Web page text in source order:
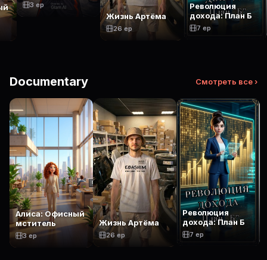
3 ep
Жизнь Артёма
26 ep
Революция
дохода: План Б
7 ep
Documentary Смотреть все ›
Алиса: Офисный
мститель
3 ep
Жизнь Артёма
26 ep
Революция
дохода: План Б
7 ep